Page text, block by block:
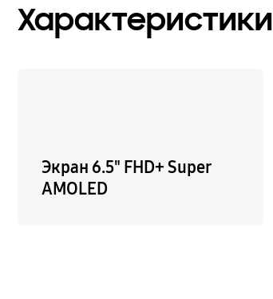
Характеристики
Экран 6.5" FHD+ Super
AMOLED